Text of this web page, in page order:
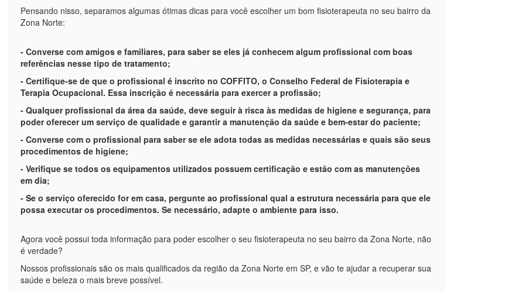
Pensando nisso, separamos algumas ótimas dicas para você escolher um bom fisioterapeuta no seu bairro da
Zona Norte:
- Converse com amigos e familiares, para saber se eles já conhecem algum profissional com boas
referências nesse tipo de tratamento;
- Certifique-se de que o profissional é inscrito no COFFITO, o Conselho Federal de Fisioterapia e
Terapia Ocupacional. Essa inscrição é necessária para exercer a profissão;
- Qualquer profissional da área da saúde, deve seguir à risca às medidas de higiene e segurança, para
poder oferecer um serviço de qualidade e garantir a manutenção da saúde e bem-estar do paciente;
- Converse com o profissional para saber se ele adota todas as medidas necessárias e quais são seus
procedimentos de higiene;
- Verifique se todos os equipamentos utilizados possuem certificação e estão com as manutenções
em dia;
- Se o serviço oferecido for em casa, pergunte ao profissional qual a estrutura necessária para que ele
possa executar os procedimentos. Se necessário, adapte o ambiente para isso.
Agora você possui toda informação para poder escolher o seu fisioterapeuta no seu bairro da Zona Norte, não
é verdade?
Nossos profissionais são os mais qualificados da região da Zona Norte em SP, e vão te ajudar a recuperar sua
saúde e beleza o mais breve possível.